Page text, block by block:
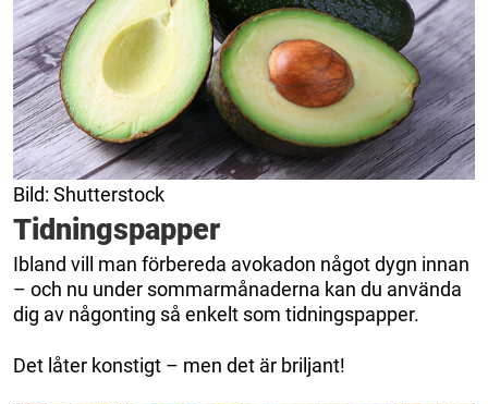
Bild: Shutterstock
Tidningspapper
Ibland vill man förbereda avokadon något dygn innan
– och nu under sommarmånaderna kan du använda
dig av någonting så enkelt som tidningspapper.
Det låter konstigt – men det är briljant!